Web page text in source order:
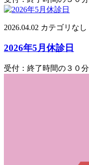
2026.04.02 カテゴリなし
2026年5月休診日
受付：終了時間の３０